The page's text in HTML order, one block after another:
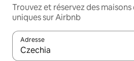
Trouvez et réservez des
uniques sur Airbnb
Adresse
Lorsque les résultats s'affichent,